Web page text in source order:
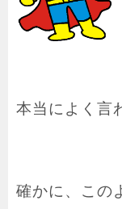
本当によく言
確かに、この